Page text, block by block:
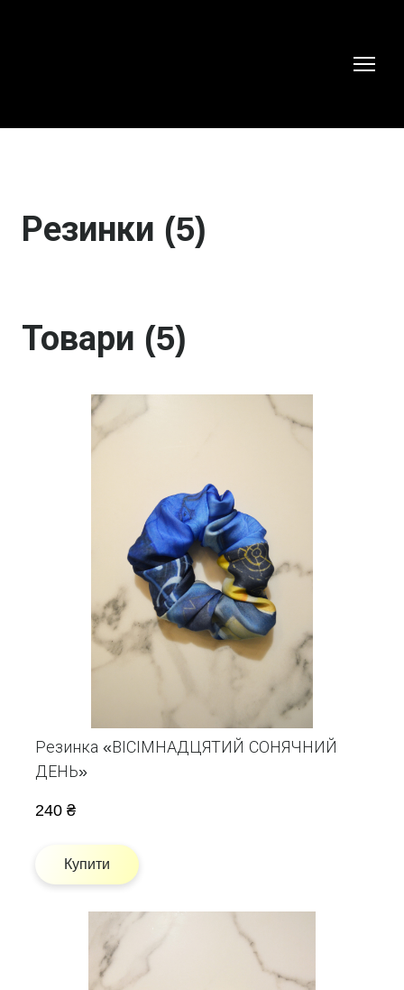
Резинки (5)
Товари (5)
Резинка «ВІСІМНАДЦЯТИЙ СОНЯЧНИЙ
ДЕНЬ»
240 ₴
Купити